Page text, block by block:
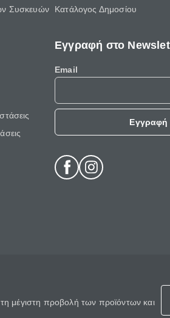
Συσκευών
Κατάλογος Δημοσίου
Εγγραφή στο
Email
Εγγραφή
μέγιστη προβολή των προϊόντων και